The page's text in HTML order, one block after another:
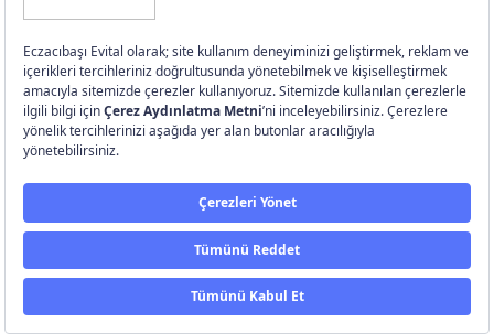
Özellikler
Üye Girişi
Üye Ol
2026.Ghostve
Yukarı Çık